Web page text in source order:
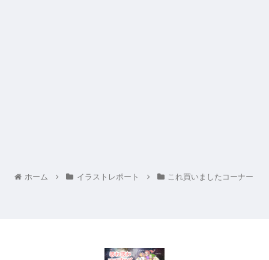
ホーム イラストレポート これ買いましたコーナー